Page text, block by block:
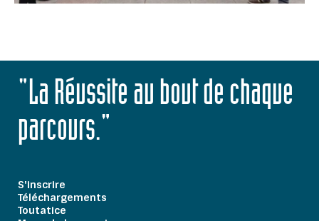
"La Réussite au bout de chaque
parcours."
S'inscrire
Téléchargements
Toutatice